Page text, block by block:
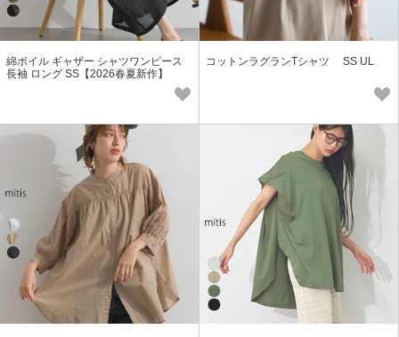
綿ボイル ギャザー シャツワンピース
長袖 ロング SS【2026春夏新作】
コットンラグランTシャツ SS UL